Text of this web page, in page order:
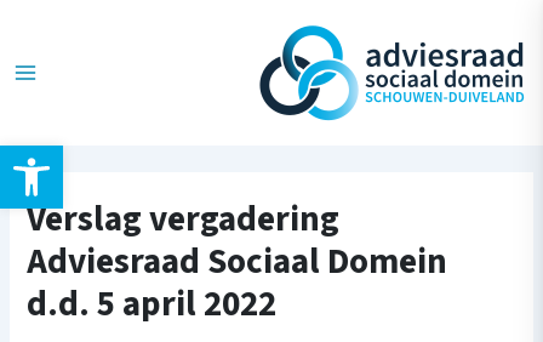
Toolbar openen
de
inhoud
Menu
Verslag vergadering
Adviesraad Sociaal Domein
d.d. 5 april 2022